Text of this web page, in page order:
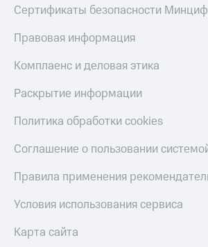
Сертификаты безопасности
Правовая информация
Комплаенс и деловая этика
Раскрытие информации
Политика обработки cookies
Соглашение о пользовании
Правила применения
Условия использования сервиса
Карта сайта